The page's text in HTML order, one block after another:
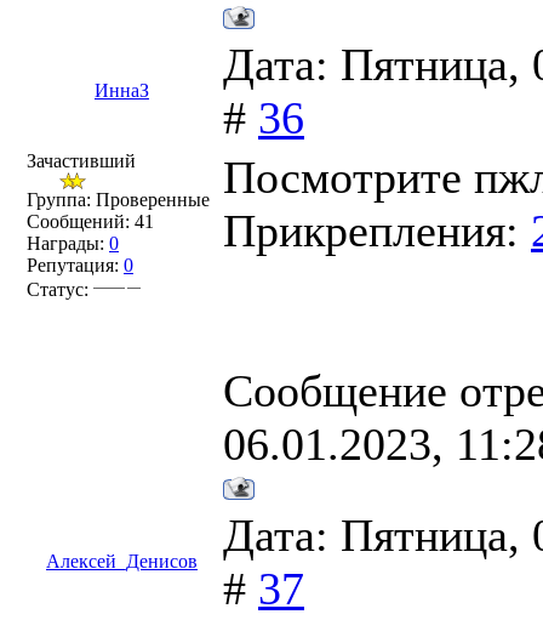
ИннаЗ
Дата: Пятница,
# 36
Зачастивший
Группа: Проверенные
Сообщений: 41
Награды: 0
Репутация: 0
Статус:
Посмотрите
Прикрепления:
Сообщение
06.01.2023,
Алексей_Денисов
Дата: Пятница,
# 37